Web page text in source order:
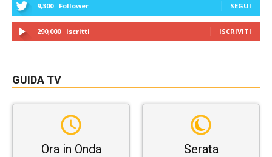
9,300 Follower SEGUI
290,000 Iscritti ISCRIVITI
GUIDA TV
Ora in Onda Serata